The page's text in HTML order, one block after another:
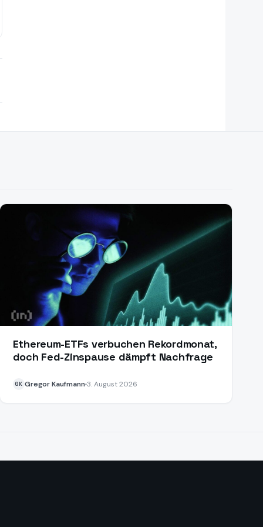
Ethereum-ETFs verbuchen Rekordmonat,
doch Fed-Zinspause dämpft Nachfrage
GK Gregor Kaufmann3. August 2026